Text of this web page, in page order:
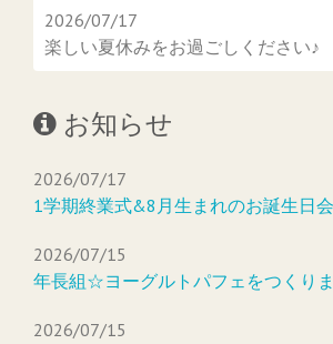
2026/07/17
楽しい夏休みをお過ごしください♪
お知らせ
2026/07/17
1学期終業式&8月生まれのお誕生日
2026/07/15
年長組☆ヨーグルトパフェをつくりま
2026/07/15